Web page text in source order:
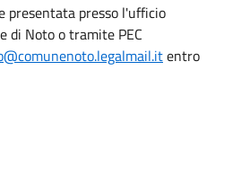
presentata presso l'ufficio
di Noto o tramite PEC
entro